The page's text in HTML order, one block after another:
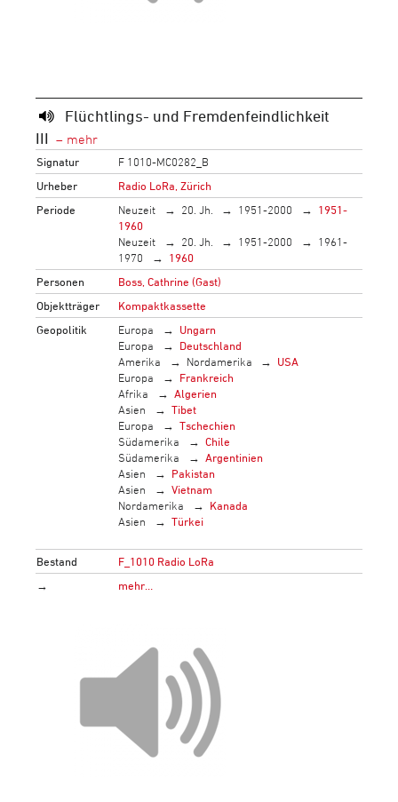
Flüchtlings- und Fremdenfeindlichkeit
III
Signatur
F 1010-MC0282_B
Urheber
Radio LoRa, Zürich
Periode
Neuzeit 20. Jh. 1951-2000
1951-
1960
Neuzeit
20. Jh. 1951-2000
1961-
1970
1960
Personen
Boss, Cathrine (Gast)
Objektträger
Kompaktkassette
Geopolitik
Europa
Ungarn
Europa
Deutschland
Amerika
Nordamerika
USA
Europa
Frankreich
Afrika
Algerien
Asien
Tibet
Europa
Tschechien
Südamerika
Chile
Südamerika
Argentinien
Asien
Pakistan
Asien
Vietnam
Nordamerika
Kanada
Asien
Türkei
Bestand
F_1010 Radio LoRa
→
mehr…